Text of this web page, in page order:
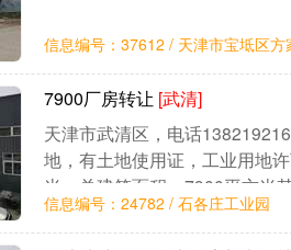
信息编号：37612 / 天津市宝坻区方
7900厂房转让 [武清]
天津市武清区，电话
地，有土地使用证，工业用地
米，总建筑面积：7900平方米
公楼，3层，2400平米，厂房
齐全，绿化：合规搭配，交通
信息编号：24782 / 石各庄工业园